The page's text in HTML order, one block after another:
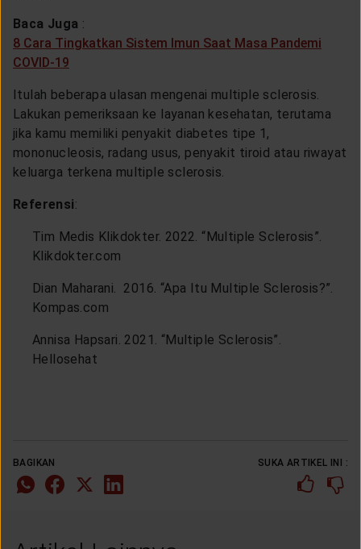
Baca Juga :
8 Cara Tingkatkan Sistem Imun Saat Masa Pandemi
COVID-19
Itulah beberapa ulasan mengenai multiple sclerosis.
Lakukan pemeriksaan ke layanan kesehatan, terutama
jika kamu memiliki penyakit diabetes tipe 1,
mononucleosis, radang usus, penyakit tiroid atau riwayat
keluarga terkena multiple sclerosis.
Referensi:
Tim Medis Klikdokter. 2022. “Multiple Sclerosis”.
Klikdokter.com
Dian Maharani. 2016. “Apa Itu Multiple Sclerosis?”.
Kompas.com
Annisa Hapsari. 2021. “Multiple Sclerosis”.
Hellosehat
BAGIKAN SUKA ARTIKEL INI :